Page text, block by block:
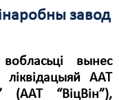
завод
вынес
ААТ
(ААТ “ВіцВін”),